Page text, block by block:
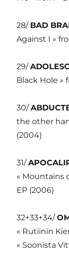
28/ BAD
Against I »
29/
Black Hole »
30/
the other
(2004)
31/
« Mountains
EP (2006)
32+33+34/
« Rutiinin
« Soonista